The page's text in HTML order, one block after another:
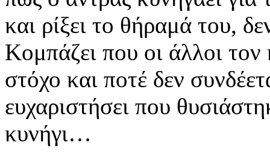
και ρίξει το θήραμά του,
Κομπάζει που οι άλλοι
στόχο και ποτέ δεν
ευχαριστήσει που
κυνήγι…